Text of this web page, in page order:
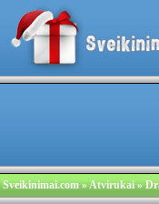
Sveikinimai.com»Atvirukai»